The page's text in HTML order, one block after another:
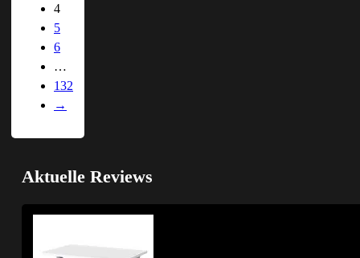
4
5
6
…
132
→
Aktuelle Reviews